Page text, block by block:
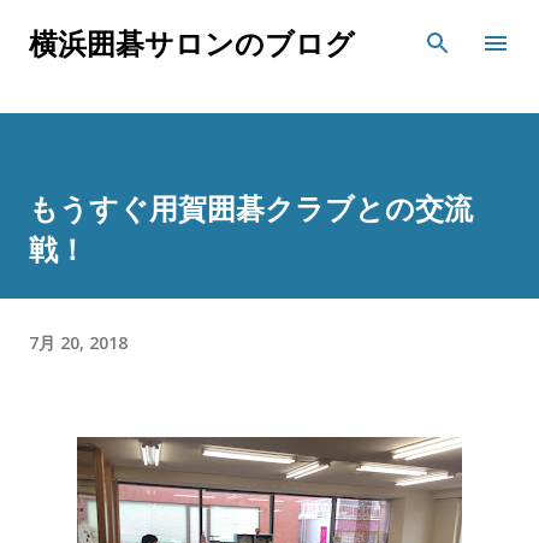
スキップしてメイン コンテンツに移動
横浜囲碁サロンのブログ
もうすぐ用賀囲碁クラブとの交流
戦！
7月 20, 2018